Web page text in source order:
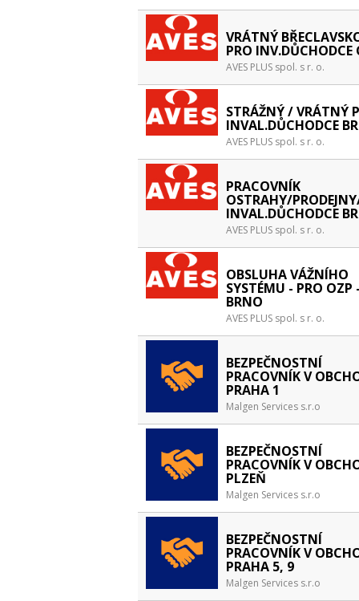
VRÁTNÝ
PRO INV.DŮCHODCE
AVES PLUS spol. s r. o.
STRÁŽNÝ / VRÁTNÝ
INVAL.DŮCHODCE
AVES PLUS spol. s r. o.
PRACOVNÍK
OSTRAHY/
INVAL.DŮCHODCE
AVES PLUS spol. s r. o.
OBSLUHA VÁŽNÍHO
SYSTÉMU - PRO OZP
BRNO
AVES PLUS spol. s r. o.
BEZPEČNOSTNÍ
PRACOVNÍK V
PRAHA 1
Malgen Services s.r.o
BEZPEČNOSTNÍ
PRACOVNÍK V
PLZEŇ
Malgen Services s.r.o
BEZPEČNOSTNÍ
PRACOVNÍK V
PRAHA 5, 9
Malgen Services s.r.o